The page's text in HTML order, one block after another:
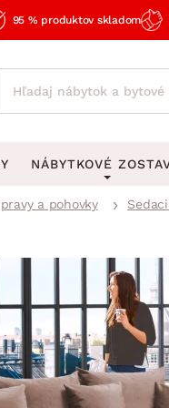
95 % produktov skladom
Stropné osvetlenie
Lustre a závesné
Stojacie lampy
Zobrazit vše
NÁBYTKOVÉ
Spálňové
Kancelárske
Kuchynské
Detské
Predsieňové
a pohovky